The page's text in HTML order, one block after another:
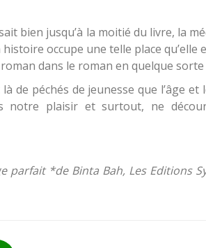
bien jusqu’à la moitié du livre, la
occupe une telle place qu’elle
dans le roman en quelque sorte
là de péchés de jeunesse que l’âge
notre plaisir et surtout, ne
parfait *de Binta Bah, Les Editions